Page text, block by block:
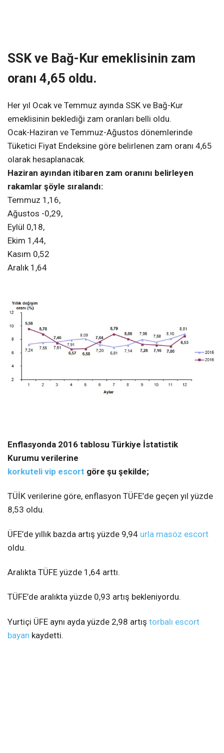
SSK ve Bağ-Kur emeklisinin zam
oranı 4,65 oldu.
Her yıl Ocak ve Temmuz ayında SSK ve Bağ-Kur
emeklisinin beklediği zam oranları belli oldu.
Ocak-Haziran ve Temmuz-Ağustos dönemlerinde
Tüketici Fiyat Endeksine göre belirlenen zam oranı 4,65
olarak hesaplanacak.
Haziran ayından itibaren zam oranını belirleyen
rakamlar şöyle sıralandı:
Temmuz 1,16,
Ağustos -0,29,
Eylül 0,18,
Ekim 1,44,
Kasım 0,52
Aralık 1,64
Enflasyonda 2016 tablosu Türkiye İstatistik
Kurumu verilerine
korkuteli vip escort göre şu şekilde;
TÜİK verilerine göre, enflasyon TÜFE’de geçen yıl yüzde
8,53 oldu.
ÜFE’de yıllık bazda artış yüzde 9,94 urla masöz escort
oldu.
Aralıkta TÜFE yüzde 1,64 arttı.
TÜFE’de aralıkta yüzde 0,93 artış bekleniyordu.
Yurtiçi ÜFE aynı ayda yüzde 2,98 artış torbalı escort
bayan kaydetti.